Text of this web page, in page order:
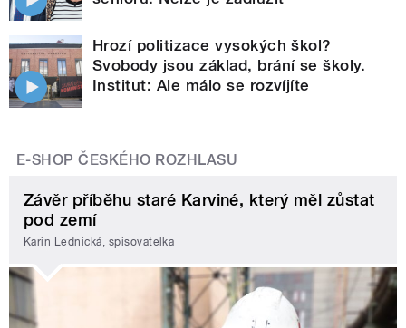
Hrozí politizace vysokých škol?
Svobody jsou základ, brání se školy.
Institut: Ale málo se rozvíjíte
E-SHOP ČESKÉHO ROZHLASU
Závěr příběhu staré Karviné, který měl zůstat
pod zemí
Karin Lednická, spisovatelka